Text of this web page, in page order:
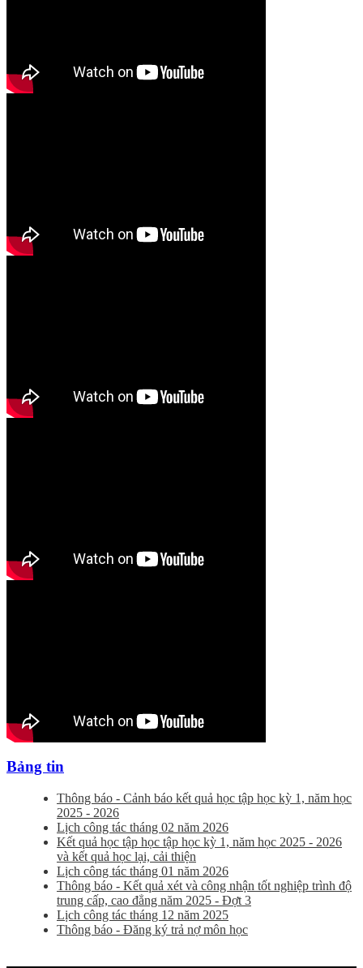
Bảng tin
Thông báo - Cảnh báo kết quả học tập học kỳ 1, năm học
2025 - 2026
Lịch công tác tháng 02 năm 2026
Kết quả học tập học tập học kỳ 1, năm học 2025 - 2026
và kết quả học lại, cải thiện
Lịch công tác tháng 01 năm 2026
Thông báo - Kết quả xét và công nhận tốt nghiệp trình độ
trung cấp, cao đẳng năm 2025 - Đợt 3
Lịch công tác tháng 12 năm 2025
Thông báo - Đăng ký trả nợ môn học